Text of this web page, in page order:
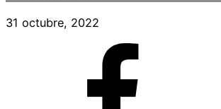
31 octubre, 2022